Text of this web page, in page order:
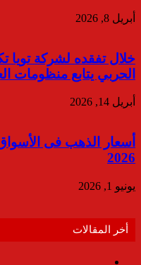
أبريل 8, 2026
خلال تفقده لشركة تويا
الحربي يتابع منظومات
أبريل 14, 2026
2026
يونيو 1, 2026
أخر المقالات